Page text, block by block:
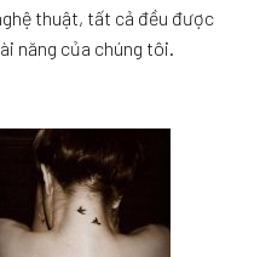
thuật, tất cả đều được
năng của chúng tôi.